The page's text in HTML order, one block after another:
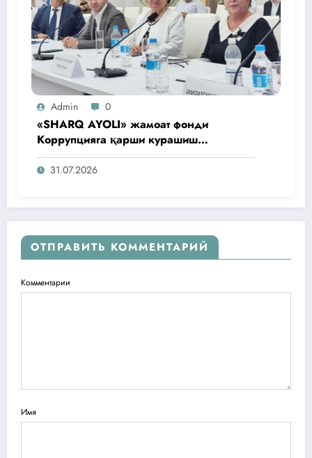
Admin 0
«SHARQ AYOLI» жамоат фонди
Коррупцияга қарши курашиш
агентлигидаги жамоат эшитувида
ташаббусларини тақдим этди
31.07.2026
ОТПРАВИТЬ КОММЕНТАРИЙ
Комментарии
Имя